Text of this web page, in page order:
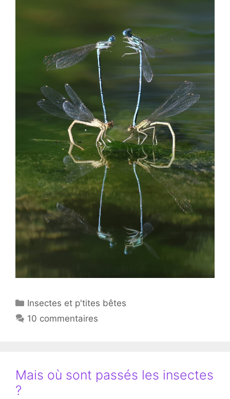
Catégories
Insectes et p'tites bêtes
10 commentaires
Mais où sont passés les insectes
?